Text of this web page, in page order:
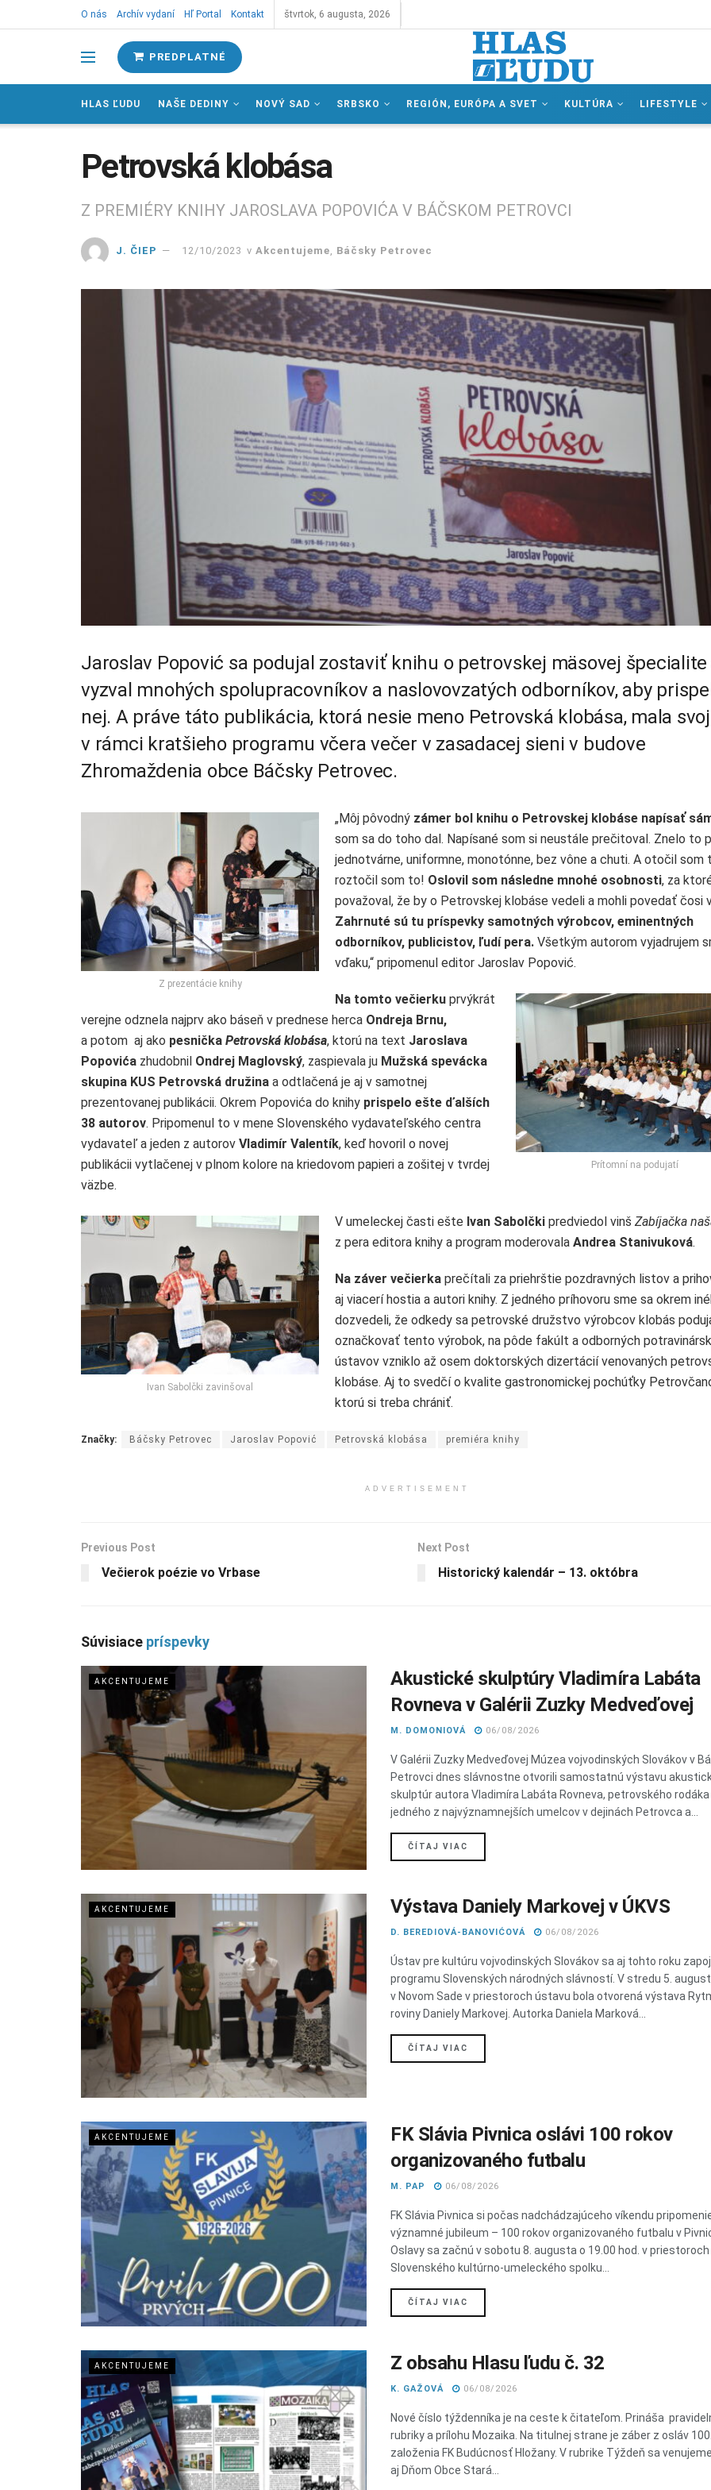
O nás Archív vydaní Hľ Portal Kontakt štvrtok, 6 augusta, 2026
PREDPLATNÉ
HLAS ĽUDU NAŠE DEDINY NOVÝ SAD SRBSKO REGIÓN, EURÓPA A SVET KULTÚRA LIFESTYLE
Petrovská klobása
Z PREMIÉRY KNIHY JAROSLAVA POPOVIĆA V BÁČSKOM PETROVCI
J. ČIEP 12/10/2023 v Akcentujeme Báčsky Petrovec
Jaroslav Popović sa podujal zostaviť knihu o petrovskej mäsovej špecialite
vyzval mnohých spolupracovníkov a naslovovzatých odborníkov, aby
nej. A práve táto publikácia, ktorá nesie meno Petrovská klobása, mala
v rámci kratšieho programu včera večer v zasadacej sieni v budove
Zhromaždenia obce Báčsky Petrovec.
Z prezentácie knihy
„Môj pôvodný zámer bol knihu o Petrovskej klobáse napísať
som sa do toho dal. Napísané som si neustále prečitoval. Znelo to
jednotvárne, uniformne, monotónne, bez vône a chuti. A otočil som
roztočil som to! Oslovil som následne mnohé osobnosti, za
považoval, že by o Petrovskej klobáse vedeli a mohli povedať čosi
Zahrnuté sú tu príspevky samotných výrobcov, eminentných
odborníkov, publicistov, ľudí pera. Všetkým autorom vyjadrujem
vďaku,“ pripomenul editor Jaroslav Popović.
Prítomní na podujatí
Na tomto večierku prvýkrát
verejne odznela najprv ako báseň v prednese herca Ondreja Brnu,
a potom aj ako pesnička Petrovská klobása, ktorú na text Jaroslava
Popovića zhudobnil Ondrej Maglovský, zaspievala ju Mužská spevácka
skupina KUS Petrovská družina a odtlačená je aj v samotnej
prezentovanej publikácii. Okrem Popovića do knihy prispelo ešte ďalších
38 autorov. Pripomenul to v mene Slovenského vydavateľského centra
vydavateľ a jeden z autorov Vladimír Valentík, keď hovoril o novej
publikácii vytlačenej v plnom kolore na kriedovom papieri a zošitej v tvrdej
väzbe.
Ivan Sabolčki zavinšoval
V umeleckej časti ešte Ivan Sabolčki predviedol vinš Zabíjačka
z pera editora knihy a program moderovala Andrea Stanivuková.
Na záver večierka prečítali za priehrštie pozdravných listov a
aj viacerí hostia a autori knihy. Z jedného príhovoru sme sa okrem
dozvedeli, že odkedy sa petrovské družstvo výrobcov klobás
označkovať tento výrobok, na pôde fakúlt a odborných
ústavov vzniklo až osem doktorských dizertácií venovaných
klobáse. Aj to svedčí o kvalite gastronomickej pochúťky
ktorú si treba chrániť.
Značky: Báčsky Petrovec Jaroslav Popović Petrovská klobása premiéra knihy
ADVERTISEMENT
Previous Post
Večierok poézie vo Vrbase
Next Post
Historický kalendár – 13. októbra
Súvisiace príspevky
AKCENTUJEME
Akustické skulptúry Vladimíra Labáta
Rovneva v Galérii Zuzky Medveďovej
M. DOMONIOVÁ 06/08/2026
V Galérii Zuzky Medveďovej Múzea vojvodinských Slovákov v
Petrovci dnes slávnostne otvorili samostatnú výstavu
skulptúr autora Vladimíra Labáta Rovneva, petrovského rodáka
jedného z najvýznamnejších umelcov v dejinách Petrovca a...
ČÍTAJ VIAC
AKCENTUJEME Výstava Daniely Markovej v ÚKVS
D. BEREDIOVÁ-BANOVIĆOVÁ 06/08/2026
Ústav pre kultúru vojvodinských Slovákov sa aj tohto roku
programu Slovenských národných slávností. V stredu 5.
v Novom Sade v priestoroch ústavu bola otvorená výstava
roviny Daniely Markovej. Autorka Daniela Marková...
ČÍTAJ VIAC
AKCENTUJEME
FK Slávia Pivnica oslávi 100 rokov
organizovaného futbalu
M. PAP 06/08/2026
FK Slávia Pivnica si počas nadchádzajúceho víkendu
významné jubileum – 100 rokov organizovaného futbalu v
Oslavy sa začnú v sobotu 8. augusta o 19.00 hod. v priestoroch
Slovenského kultúrno-umeleckého spolku...
ČÍTAJ VIAC
AKCENTUJEME Z obsahu Hlasu ľudu č. 32
K. GAŽOVÁ 06/08/2026
Nové číslo týždenníka je na ceste k čitateľom. Prináša
rubriky a prílohu Mozaika. Na titulnej strane je záber z osláv
založenia FK Budúcnosť Hložany. V rubrike Týždeň sa venujeme
aj Dňom Obce Stará...